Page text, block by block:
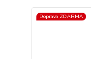
Doprava ZDARMA